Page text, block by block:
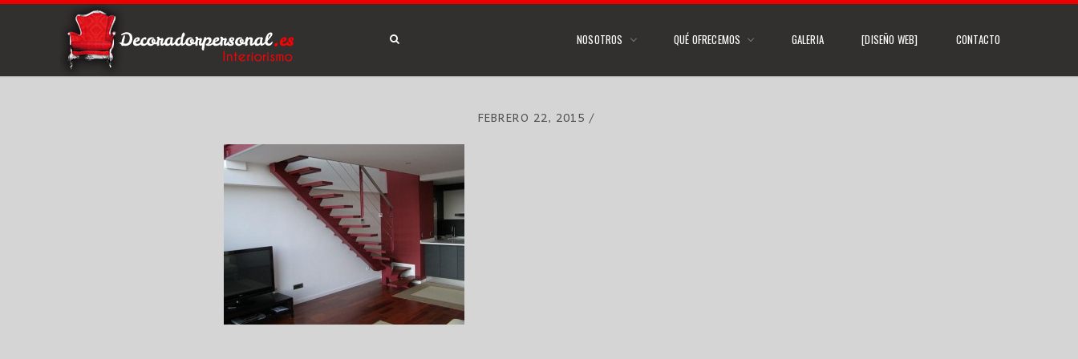
NOSOTROS QUÉ OFRECEMOS GALERIA [DISEÑO WEB] CONTACTO
FEBRERO 22, 2015 /